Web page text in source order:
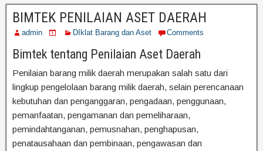
BIMTEK PENILAIAN ASET DAERAH
admin DIklat Barang dan Aset Comments
Bimtek tentang Penilaian Aset Daerah
Penilaian barang milik daerah merupakan salah satu dari
lingkup pengelolaan barang milik daerah, selain perencanaan
kebutuhan dan penganggaran, pengadaan, penggunaan,
pemanfaatan, pengamanan dan pemeliharaan,
pemindahtanganan, pemusnahan, penghapusan,
penatausahaan dan pembinaan, pengawasan dan